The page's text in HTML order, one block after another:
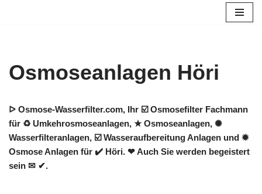
Osmoseanlagen Höri
ᐅ Osmose-Wasserfilter.com, Ihr ☑️ Osmosefilter Fachmann
für ♻ Umkehrosmoseanlagen, ★ Osmoseanlagen, ✺
Wasserfilteranlagen, ☑️ Wasseraufbereitung Anlagen und ✹
Osmose Anlagen für ✔️ Höri. ❤ Auch Sie werden begeistert
sein ✉ ✔.